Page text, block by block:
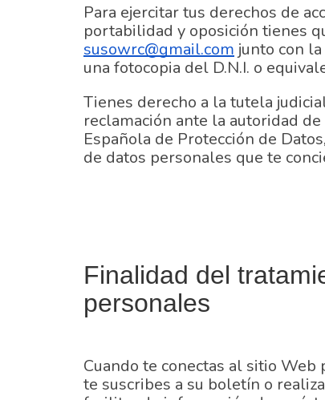
Para ejercitar tus derechos de
portabilidad y oposición tienes
susowrc@gmail.com junto con
una fotocopia del D.N.I. o
Tienes derecho a la tutela
reclamación ante la autoridad
Española de Protección de
de datos personales que te
Finalidad del
personales
Cuando te conectas al sitio
te suscribes a su boletín o